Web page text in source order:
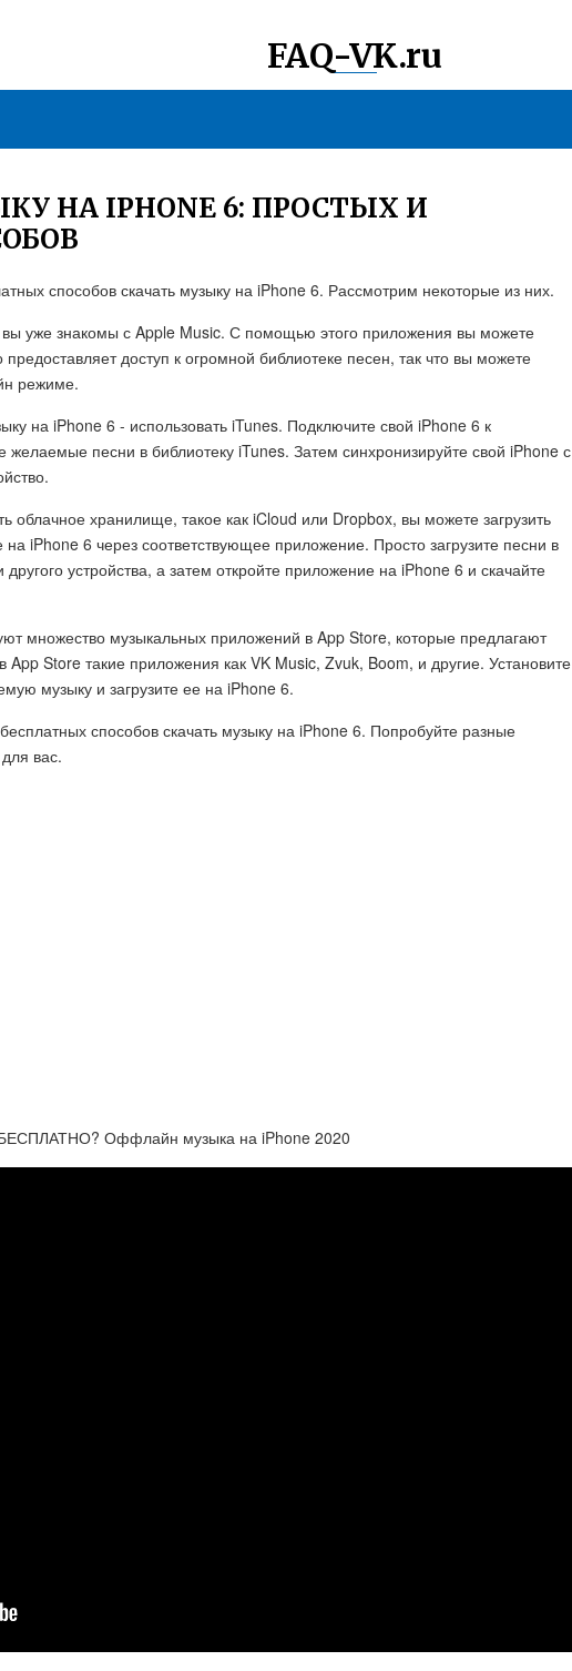
FAQ-VK.ru
НА IPHONE 6: ПРОСТЫХ И
способов скачать музыку на iPhone 6. Рассмотрим некоторые из них.
уже знакомы с Apple Music. С помощью этого приложения вы можете
доступ к огромной библиотеке песен, так что вы можете
режиме.
на iPhone 6 - использовать iTunes. Подключите свой iPhone 6 к
желаемые песни в библиотеку iTunes. Затем синхронизируйте свой iPhone с
хранилище, такое как iCloud или Dropbox, вы можете загрузить
iPhone 6 через соответствующее приложение. Просто загрузите песни в
устройства, а затем откройте приложение на iPhone 6 и скачайте
множество музыкальных приложений в App Store, которые предлагают
Store такие приложения как VK Music, Zvuk, Boom, и другие. Установите
музыку и загрузите ее на iPhone 6.
способов скачать музыку на iPhone 6. Попробуйте разные
вас.
БЕСПЛАТНО? Оффлайн музыка на iPhone 2020